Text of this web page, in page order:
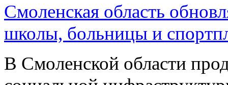
Смоленская область
школы, больницы и
В Смоленской области